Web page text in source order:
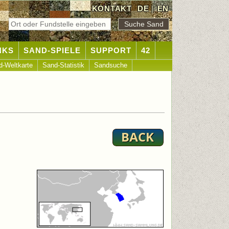
KONTAKT DE|EN
SAND-SPIELE SUPPORT 42
Weltkarte Sand-Statistik Sandsuche